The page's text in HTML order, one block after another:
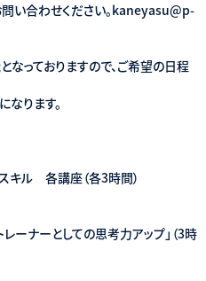
問い合わせください。kaneyasu@p-
なっておりますので、ご希望の日程
なります。
キル 各講座（各3時間）
ーナーとしての思考力アップ」（3時